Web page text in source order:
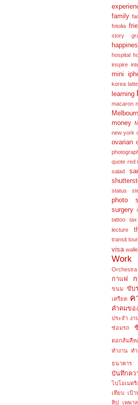
family
fotolia
story
hospital
inspire
mini
korea latte
learning
macaron
money
new york
ovarian
quote red
salad
status
photo
surgery
tattoo
tax
lecture
transit tour
visa
Work
Orchestra
กาแฟ
ขนม ขับ
เครียด ค
คำคมขอ
ประจำ งา
ซ่อมรถ
ดอกส้มสีท
ทำงาน ท
ธนาคาร
บันทึกคว
ไบโอเมต
เทียบ เป้า
ทิป
เพพาล